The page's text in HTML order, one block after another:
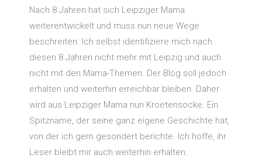
Nach 8 Jahren hat sich Leipziger Mama
weiterentwickelt und muss nun neue Wege
beschreiten. Ich selbst identifiziere mich nach
diesen 8 Jahren nicht mehr mit Leipzig und auch
nicht mit den Mama-Themen. Der Blog soll jedoch
erhalten und weiterhin erreichbar bleiben. Daher
wird aus Leipziger Mama nun Kroetensocke. Ein
Spitzname, der seine ganz eigene Geschichte hat,
von der ich gern gesondert berichte. Ich hoffe, ihr
Leser bleibt mir auch weiterhin erhalten.